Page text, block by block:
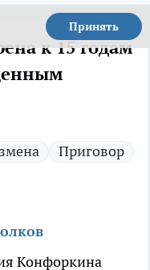
Принять
к 15 годам
Приговор
Конфоркина